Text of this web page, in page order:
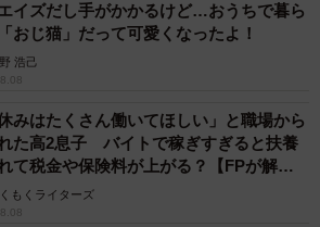
イズだし手がかかるけど…おうちで暮ら
おじ猫」だって可愛くなったよ！
浩己
休みはたくさん働いてほしい」と職場から
た高2息子 バイトで稼ぎすぎると扶養
て税金や保険料が上がる？【FPが解
もくライターズ